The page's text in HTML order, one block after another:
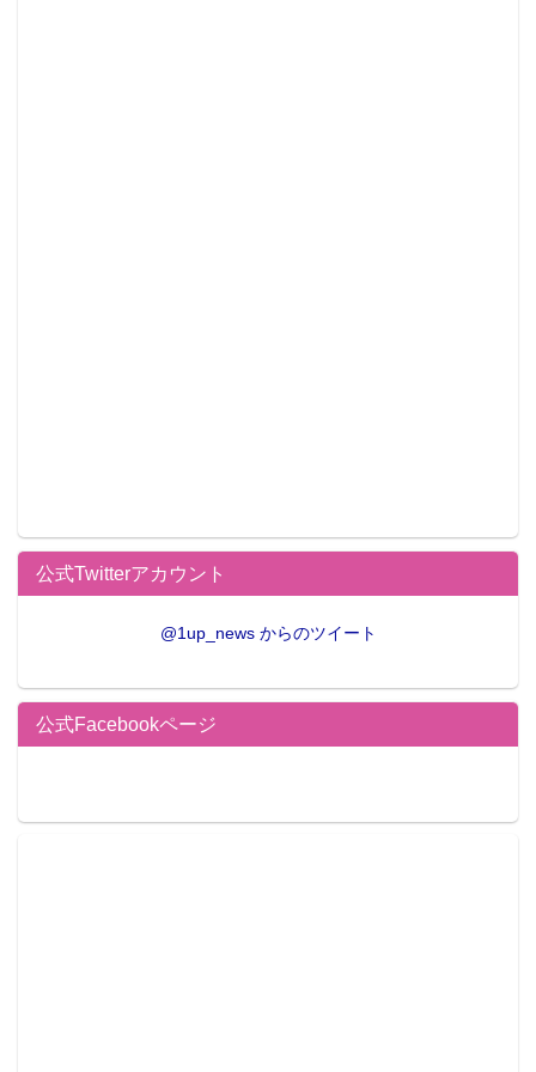
公式Twitterアカウント
@1up_news からのツイート
公式Facebookページ